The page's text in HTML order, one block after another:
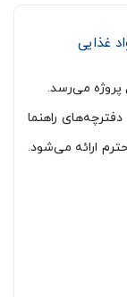
غذایی
می‌رسد.
راهنما
ارائه می‌شود.